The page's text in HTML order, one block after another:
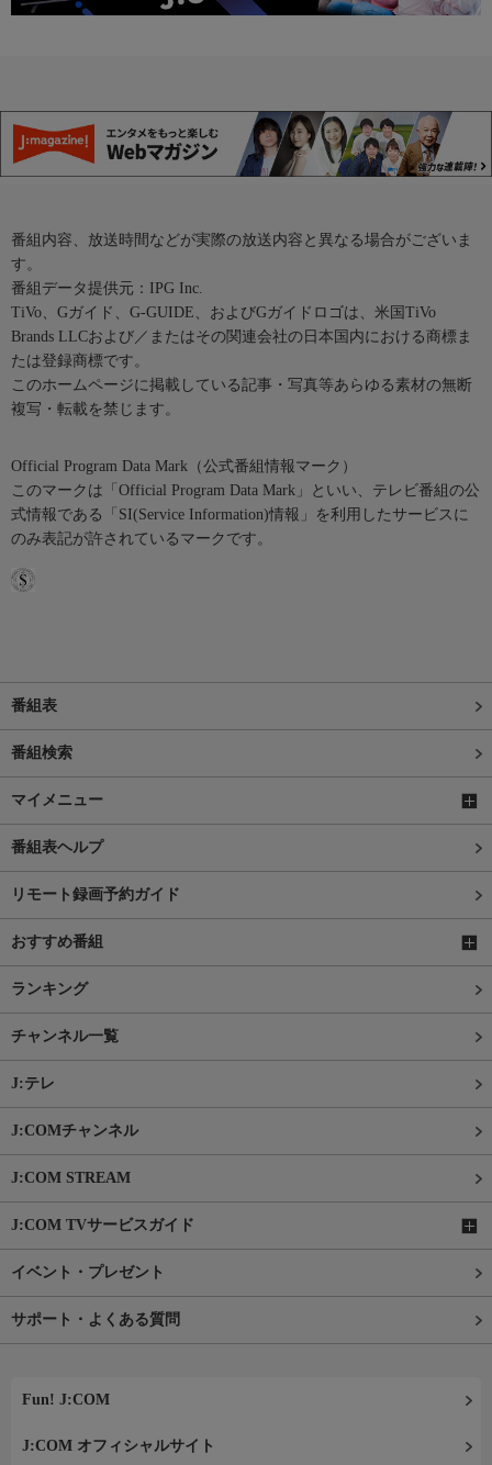
番組内容、放送時間などが実際の放送内容と異なる場合がございま
す。
番組データ提供元：IPG Inc.
TiVo、Gガイド、G-GUIDE、およびGガイドロゴは、米国TiVo
Brands LLCおよび／またはその関連会社の日本国内における商標ま
たは登録商標です。
このホームページに掲載している記事・写真等あらゆる素材の無断
複写・転載を禁じます。
Official Program Data Mark（公式番組情報マーク）
このマークは「Official Program Data Mark」といい、テレビ番組の公
式情報である「SI(Service Information)情報」を利用したサービスに
のみ表記が許されているマークです。
番組表
番組検索
マイメニュー
番組表ヘルプ
リモート録画予約ガイド
おすすめ番組
ランキング
チャンネル一覧
J:テレ
J:COMチャンネル
J:COM STREAM
J:COM TVサービスガイド
イベント・プレゼント
サポート・よくある質問
Fun! J:COM
J:COM オフィシャルサイト